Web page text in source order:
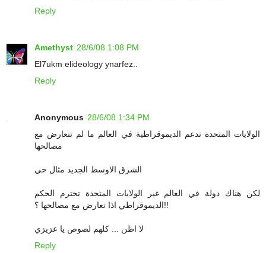
Reply
Amethyst 28/6/08 1:08 PM
El7ukm elideology ynarfez..
Reply
Anonymous 28/6/08 1:34 PM
الولايات المتحدة تدعم الديموقراطية في العالم ما لم تتعارض مع
مصالحها
الشرق الاوسط الجديد مثال حي
لكن هناك دولة في العالم غير الولايات المتحدة تحترم الحكم
الديموقراطي اذا تعارض مع مصالحها ؟!!
لا اظن ... كلهم لصوص يا عزيزي
Reply